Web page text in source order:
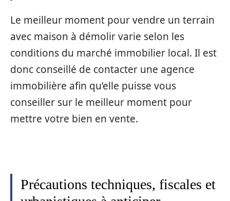
Le meilleur moment pour vendre un terrain
avec maison à démolir varie selon les
conditions du marché immobilier local. Il est
donc conseillé de contacter une agence
immobilière afin qu’elle puisse vous
conseiller sur le meilleur moment pour
mettre votre bien en vente.
Précautions techniques, fiscales et